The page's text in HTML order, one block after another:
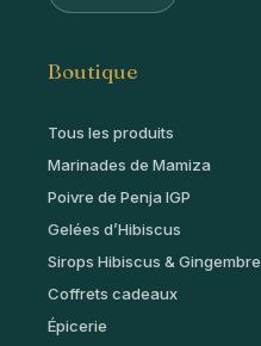
Boutique
Tous les produits
Marinades de Mamiza
Poivre de Penja IGP
Gelées d’Hibiscus
Sirops Hibiscus & Gingembre
Coffrets cadeaux
Épicerie